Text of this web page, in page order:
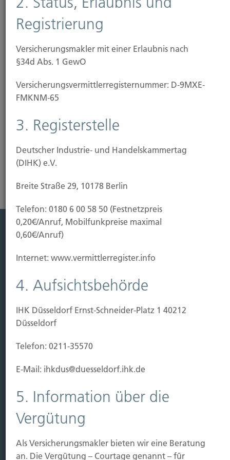
durch vernachlässigte Streupflicht im Winter
durch bauliche Mängel wie glatte Treppen, lose
Teppichbeläge oder schlechte Beleuchtung
bei Bauarbeiten bis zu 50.000 Euro Bausumme.
Bauherrenhaftpflicht-Versicherung erforderlich.)
Risikoanalyse Haftpflichtversicherung
Leistung
Leben
Sichern
Immobilien Vers.
Baubeginn
Einzug/Vermietung
Hubert Brück KG | Inhaber: Dipl. Ökonom Johannes
Brück | Kapellstraße 2 | 40479 Düsseldorf
Telefon: 0211-490066 | Fax:
E-Mail:
Registrierung
Versicherungsmakler mit einer Erlaubnis nach
§34d Abs. 1 GewO
Versicherungs­vermittler­registernummer: D-9MXE-
FMKNM-65
3. Registerstelle
Deutscher Industrie- und Handelskammertag
(DIHK) e.V.
Breite Straße 29, 10178 Berlin
Telefon: 0180 6 00 58 50 (Festnetzpreis
0,20€/Anruf, Mobilfunkpreise maximal
0,60€/Anruf)
Internet: www.vermittlerregister.info
4. Aufsichtsbehörde
IHK Düsseldorf Ernst-Schneider-Platz 1 40212
Düsseldorf
Telefon: 0211-35570
E-Mail: ihkdus@duesseldorf.ihk.de
5. Information über die
Vergütung
Als Versicherungsmakler bieten wir eine Beratung
an. Die Vergütung – Courtage genannt – für